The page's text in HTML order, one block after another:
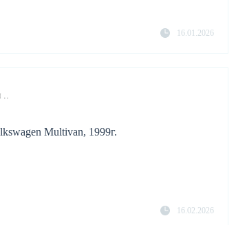
16.01.2026
Multivan, 1999г.
..
16.02.2026